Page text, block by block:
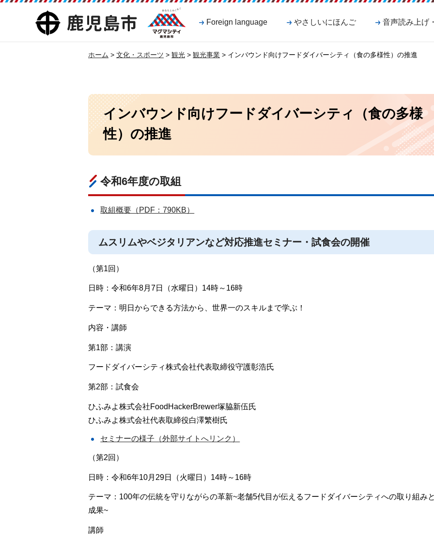
鹿児島市
マグマシティ
鹿児島市
Foreign language やさしいにほんご 音声読み上げ
ホーム > 文化・スポーツ > 観光 > 観光事業 > インバウンド向けフードダイバーシティ（食の多様性）の推進
インバウンド向けフードダイバーシティ（食の多様
性）の推進
令和6年度の取組
取組概要（PDF：790KB）
ムスリムやベジタリアンなど対応推進セミナー・試食会の開催
（第1回）
日時：令和6年8月7日（水曜日）14時～16時
テーマ：明日からできる方法から、世界一のスキルまで学ぶ！
内容・講師
第1部：講演
フードダイバーシティ株式会社代表取締役守護彰浩氏
第2部：試食会
ひふみよ株式会社FoodHackerBrewer塚脇新伍氏
ひふみよ株式会社代表取締役白澤繁樹氏
セミナーの様子（外部サイトへリンク）
（第2回）
日時：令和6年10月29日（火曜日）14時～16時
テーマ：100年の伝統を守りながらの革新~老舗5代目が伝えるフードダイバーシティへの取り組み
成果~
講師